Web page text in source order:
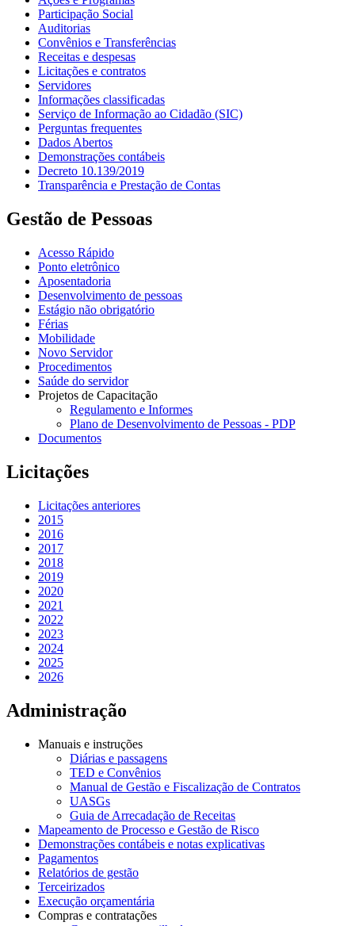
Participação Social
Auditorias
Convênios e Transferências
Receitas e despesas
Licitações e contratos
Servidores
Informações classificadas
Serviço de Informação ao Cidadão (SIC)
Perguntas frequentes
Dados Abertos
Demonstrações contábeis
Decreto 10.139/2019
Transparência e Prestação de Contas
Gestão de Pessoas
Acesso Rápido
Ponto eletrônico
Aposentadoria
Desenvolvimento de pessoas
Estágio não obrigatório
Férias
Mobilidade
Novo Servidor
Procedimentos
Saúde do servidor
Projetos de Capacitação
Regulamento e Informes
Plano de Desenvolvimento de Pessoas - PDP
Documentos
Licitações
Licitações anteriores
2015
2016
2017
2018
2019
2020
2021
2022
2023
2024
2025
2026
Administração
Manuais e instruções
Diárias e passagens
TED e Convênios
Manual de Gestão e Fiscalização de Contratos
UASGs
Guia de Arrecadação de Receitas
Mapeamento de Processo e Gestão de Risco
Demonstrações contábeis e notas explicativas
Pagamentos
Relatórios de gestão
Terceirizados
Execução orçamentária
Compras e contratações